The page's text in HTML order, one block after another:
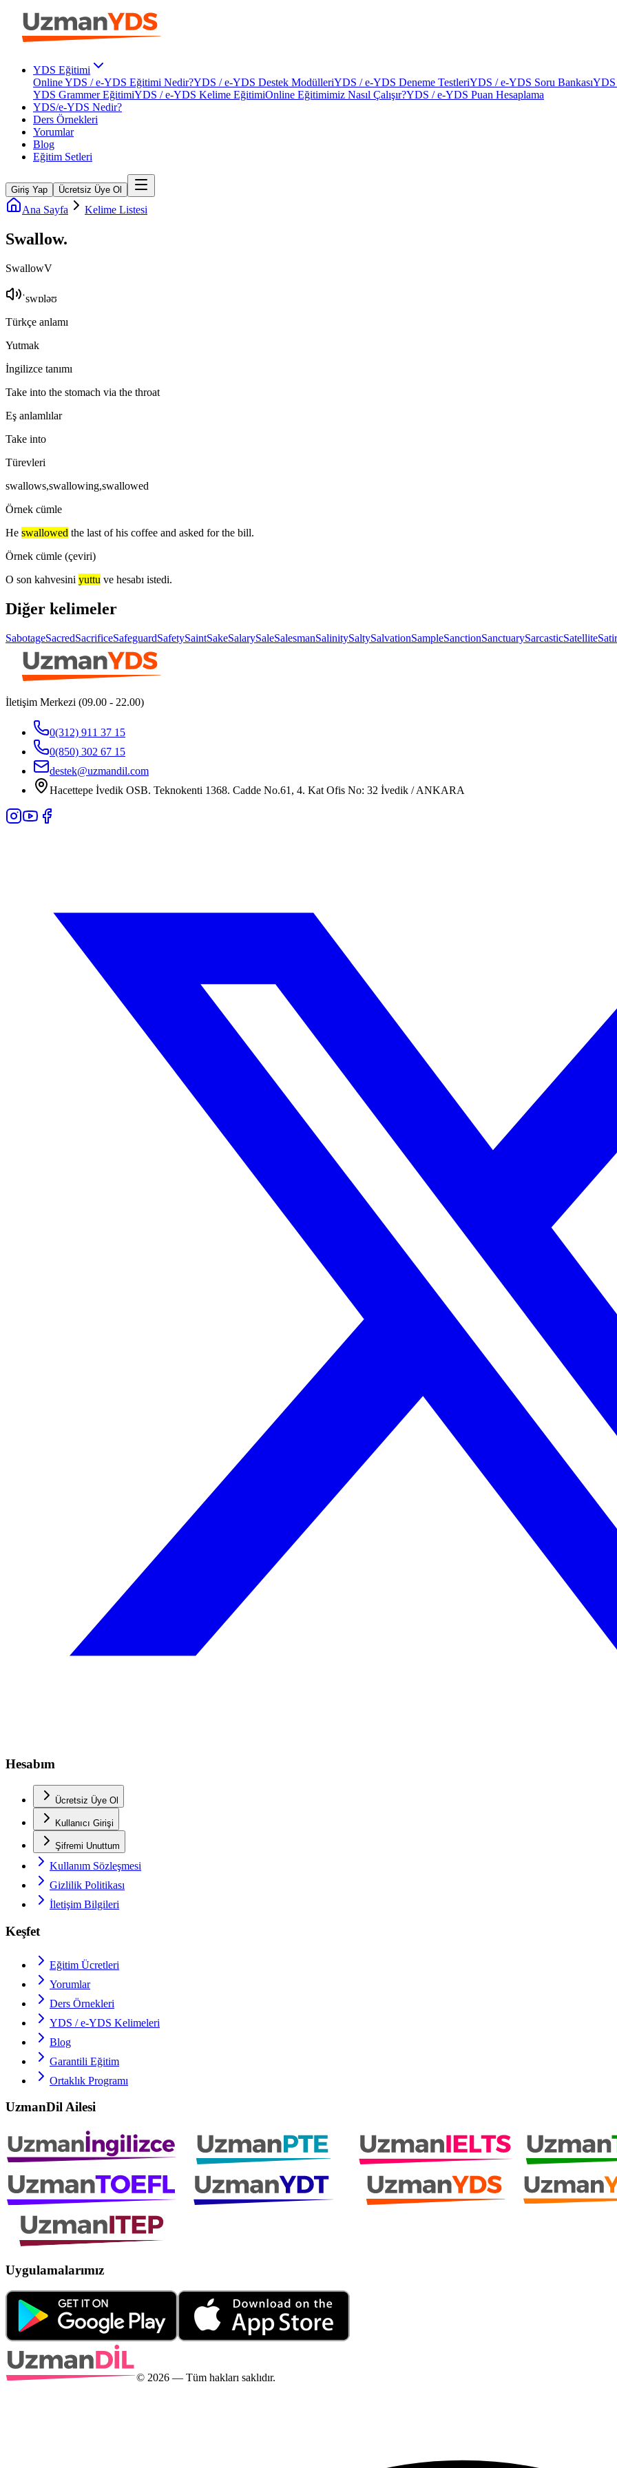
YDS Eğitimi
Online YDS / e-YDS Eğitimi Nedir?YDS / e-YDS Destek ModülleriYDS / e-YDS Deneme TestleriYDS / e-YDS Soru BankasıYDS
YDS Grammer EğitimiYDS / e-YDS Kelime EğitimiOnline Eğitimimiz Nasıl Çalışır?YDS / e-YDS Puan Hesaplama
YDS/e-YDS Nedir?
Ders Örnekleri
Yorumlar
Blog
Eğitim Setleri
Giriş Yap Ücretsiz Üye Ol
Ana Sayfa Kelime Listesi
Swallow.
SwallowV
ˈswɒləʊ
Türkçe anlamı
Yutmak
İngilizce tanımı
Take into the stomach via the throat
Eş anlamlılar
Take into
Türevleri
swallows,swallowing,swallowed
Örnek cümle
He swallowed the last of his coffee and asked for the bill.
Örnek cümle (çeviri)
O son kahvesini yuttu ve hesabı istedi.
Diğer kelimeler
SabotageSacredSacrificeSafeguardSafetySaintSakeSalarySaleSalesmanSalinitySaltySalvationSampleSanctionSanctuarySarcasticSatellite
İletişim Merkezi (09.00 - 22.00)
0(312) 911 37 15
0(850) 302 67 15
destek@uzmandil.com
Hacettepe İvedik OSB. Teknokenti 1368. Cadde No.61, 4. Kat Ofis No: 32 İvedik / ANKARA
Hesabım
Ücretsiz Üye Ol
Kullanıcı Girişi
Şifremi Unuttum
Kullanım Sözleşmesi
Gizlilik Politikası
İletişim Bilgileri
Keşfet
Eğitim Ücretleri
Yorumlar
Ders Örnekleri
YDS / e-YDS Kelimeleri
Blog
Garantili Eğitim
Ortaklık Programı
UzmanDil Ailesi
Uygulamalarımız
© 2026 — Tüm hakları saklıdır.